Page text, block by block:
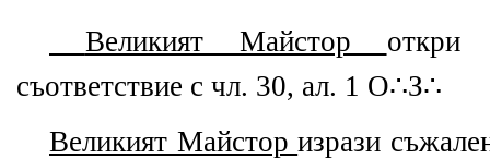
Великият Майстор
съответствие с чл. 30, ал. 1 О∴З∴
Великият Майсторизрази